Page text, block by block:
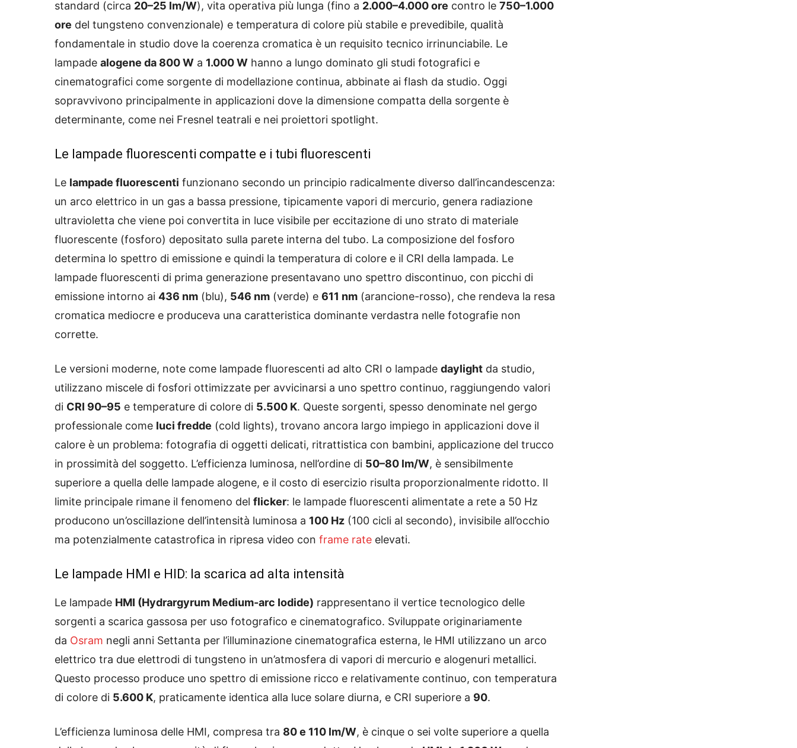
standard (circa 20–25 lm/W), vita operativa più lunga (fino a 2.000–4.000 ore contro le 750–1.000
ore del tungsteno convenzionale) e temperatura di colore più stabile e prevedibile, qualità
fondamentale in studio dove la coerenza cromatica è un requisito tecnico irrinunciabile. Le
lampade alogene da 800 W a 1.000 W hanno a lungo dominato gli studi fotografici e
cinematografici come sorgente di modellazione continua, abbinate ai flash da studio. Oggi
sopravvivono principalmente in applicazioni dove la dimensione compatta della sorgente è
determinante, come nei Fresnel teatrali e nei proiettori spotlight.
Le lampade fluorescenti compatte e i tubi fluorescenti
Le lampade fluorescenti funzionano secondo un principio radicalmente diverso dall’incandescenza:
un arco elettrico in un gas a bassa pressione, tipicamente vapori di mercurio, genera radiazione
ultravioletta che viene poi convertita in luce visibile per eccitazione di uno strato di materiale
fluorescente (fosforo) depositato sulla parete interna del tubo. La composizione del fosforo
determina lo spettro di emissione e quindi la temperatura di colore e il CRI della lampada. Le
lampade fluorescenti di prima generazione presentavano uno spettro discontinuo, con picchi di
emissione intorno ai 436 nm (blu), 546 nm (verde) e 611 nm (arancione-rosso), che rendeva la resa
cromatica mediocre e produceva una caratteristica dominante verdastra nelle fotografie non
corrette.
Le versioni moderne, note come lampade fluorescenti ad alto CRI o lampade daylight da studio,
utilizzano miscele di fosfori ottimizzate per avvicinarsi a uno spettro continuo, raggiungendo valori
di CRI 90–95 e temperature di colore di 5.500 K. Queste sorgenti, spesso denominate nel gergo
professionale come luci fredde (cold lights), trovano ancora largo impiego in applicazioni dove il
calore è un problema: fotografia di oggetti delicati, ritrattistica con bambini, applicazione del trucco
in prossimità del soggetto. L’efficienza luminosa, nell’ordine di 50–80 lm/W, è sensibilmente
superiore a quella delle lampade alogene, e il costo di esercizio risulta proporzionalmente ridotto. Il
limite principale rimane il fenomeno del flicker: le lampade fluorescenti alimentate a rete a 50 Hz
producono un’oscillazione dell’intensità luminosa a 100 Hz (100 cicli al secondo), invisibile all’occhio
ma potenzialmente catastrofica in ripresa video con frame rate elevati.
Le lampade HMI e HID: la scarica ad alta intensità
Le lampade HMI (Hydrargyrum Medium-arc Iodide) rappresentano il vertice tecnologico delle
sorgenti a scarica gassosa per uso fotografico e cinematografico. Sviluppate originariamente
da Osram negli anni Settanta per l’illuminazione cinematografica esterna, le HMI utilizzano un arco
elettrico tra due elettrodi di tungsteno in un’atmosfera di vapori di mercurio e alogenuri metallici.
Questo processo produce uno spettro di emissione ricco e relativamente continuo, con temperatura
di colore di 5.600 K, praticamente identica alla luce solare diurna, e CRI superiore a 90.
L’efficienza luminosa delle HMI, compresa tra 80 e 110 lm/W, è cinque o sei volte superiore a quella